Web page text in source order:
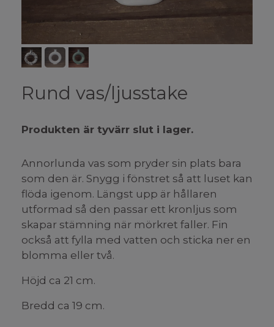
Rund vas/ljusstake
Produkten är tyvärr slut i lager.
Annorlunda vas som pryder sin plats bara
som den är. Snygg i fönstret så att luset kan
flöda igenom. Längst upp är hållaren
utformad så den passar ett kronljus som
skapar stämning när mörkret faller. Fin
också att fylla med vatten och sticka ner en
blomma eller två.
Höjd ca 21 cm.
Bredd ca 19 cm.